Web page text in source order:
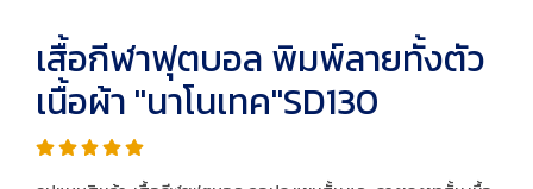
เสื้อกีฬาฟุตบอล พิมพ์ลายทั้งตัว
เนื้อผ้า "นาโนเทค"SD130